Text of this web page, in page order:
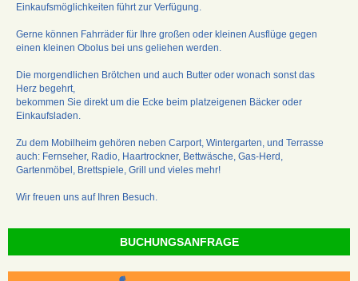
Einkaufsmöglichkeiten führt zur Verfügung.
Gerne können Fahrräder für Ihre großen oder kleinen Ausflüge gegen
einen kleinen Obolus bei uns geliehen werden.
Die morgendlichen Brötchen und auch Butter oder wonach sonst das
Herz begehrt,
bekommen Sie direkt um die Ecke beim platzeigenen Bäcker oder
Einkaufsladen.
Zu dem Mobilheim gehören neben Carport, Wintergarten, und Terrasse
auch: Fernseher, Radio, Haartrockner, Bettwäsche, Gas-Herd,
Gartenmöbel, Brettspiele, Grill und vieles mehr!
Wir freuen uns auf Ihren Besuch.
BUCHUNGSANFRAGE